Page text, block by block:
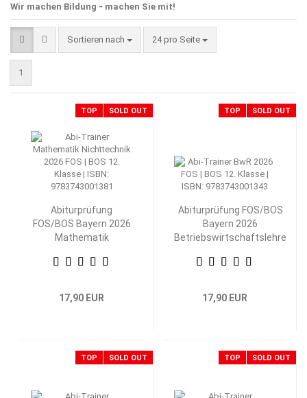
Wir machen Bildung - machen Sie mit!
Sortieren nach
Sortieren nach 24 pro Seite
pro Seite
1
TOP SOLD OUT
Abiturprüfung
FOS/BOS Bayern 2026
Mathematik
Klasse
17,90 EUR
TOP SOLD OUT
Abiturprüfung FOS/BOS
Bayern 2026
Betriebswirtschaftslehre
Klasse
17,90 EUR
TOP SOLD OUT TOP SOLD OUT